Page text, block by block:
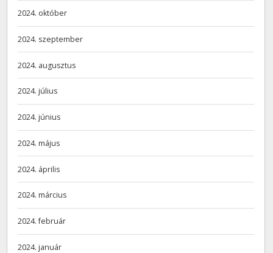
2024. október
2024. szeptember
2024. augusztus
2024. július
2024. június
2024. május
2024. április
2024. március
2024. február
2024. január